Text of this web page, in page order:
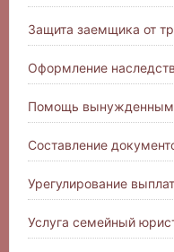
Защита заемщика от
Оформление
Помощь вынужденным
Составление
Урегулирование
Услуга семейный